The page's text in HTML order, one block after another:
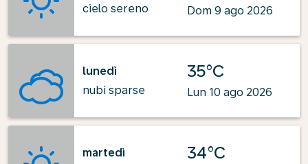
cielo sereno
Dom 9 ago 2026
lunedì
nubi sparse
35°C
Lun 10 ago 2026
martedì
34°C